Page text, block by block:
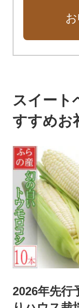
スイート
すすめお
2026年先